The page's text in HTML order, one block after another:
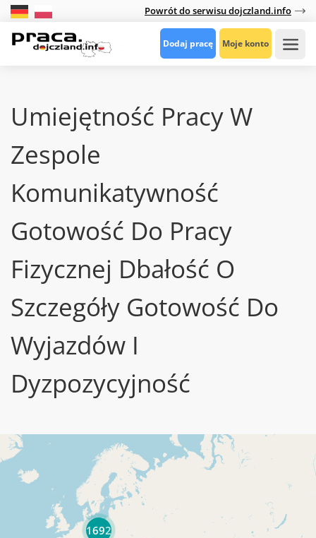
Powrót do serwisu dojczland.info
Dodaj pracę Moje konto
Umiejętność Pracy W
Zespole
Komunikatywność
Gotowość Do Pracy
Fizycznej Dbałość O
Szczegóły Gotowość Do
Wyjazdów I
Dyzpozycyjność
1692